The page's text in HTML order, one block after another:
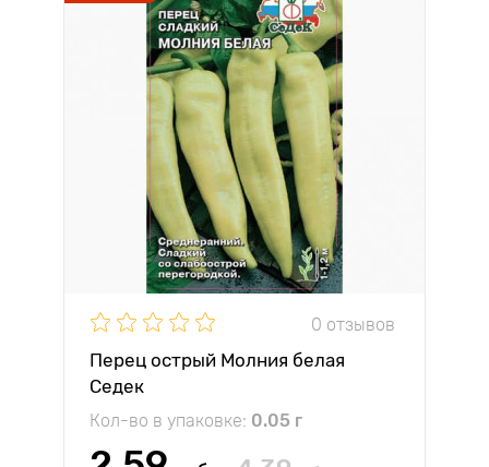
0 отзывов
Перец острый Молния белая
Седек
Кол-во в упаковке: 0.05 г